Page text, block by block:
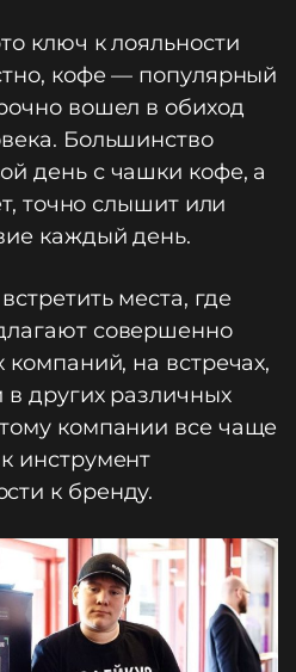
ключ к лояльности
кофе — популярный
вошел в обиход
Большинство
день с чашки кофе, а
точно слышит или
каждый день.
места, где
совершенно
компаний, на встречах,
в других различных
компании все чаще
инструмент
к бренду.